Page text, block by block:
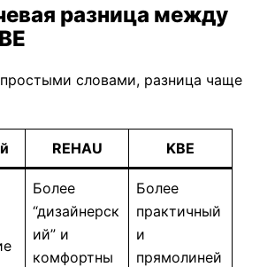
разница между
словами, разница чаще
REHAU KBE
Более
“дизайнерск
ий” и
комфортны
Более
практичный
и
прямолиней